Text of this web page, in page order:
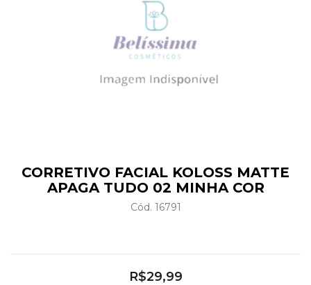
CORRETIVO FACIAL KOLOSS MATTE
APAGA TUDO 02 MINHA COR
Cód. 16791
R$29,99